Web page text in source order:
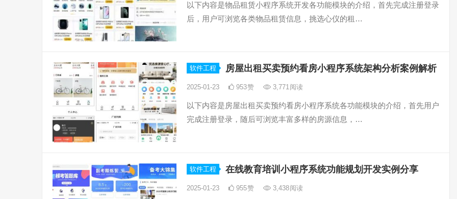
以下内容是物品租赁小程序系统开发各功能模块的介绍，首先完成注册登录
后，用户可浏览各类物品租赁信息，挑选心仪的租…
软件工程 房屋出租买卖预约看房小程序系统架构分析案例解析
2025-01-23 953赞 3,771阅读
以下内容是房屋出租买卖预约看房小程序系统各功能模块的介绍，首先用户
完成注册登录，随后可浏览丰富多样的房源信息，…
软件工程 在线教育培训小程序系统功能规划开发实例分享
2025-01-23 955赞 3,438阅读